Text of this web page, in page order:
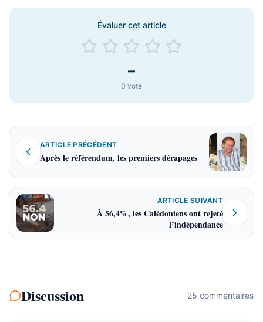
Évaluer cet article
–
0 vote
ARTICLE PRÉCÉDENT
Après le référendum, les premiers dérapages
ARTICLE SUIVANT
À 56,4%, les Calédoniens ont rejeté
l’indépendance
Discussion 25 commentaires